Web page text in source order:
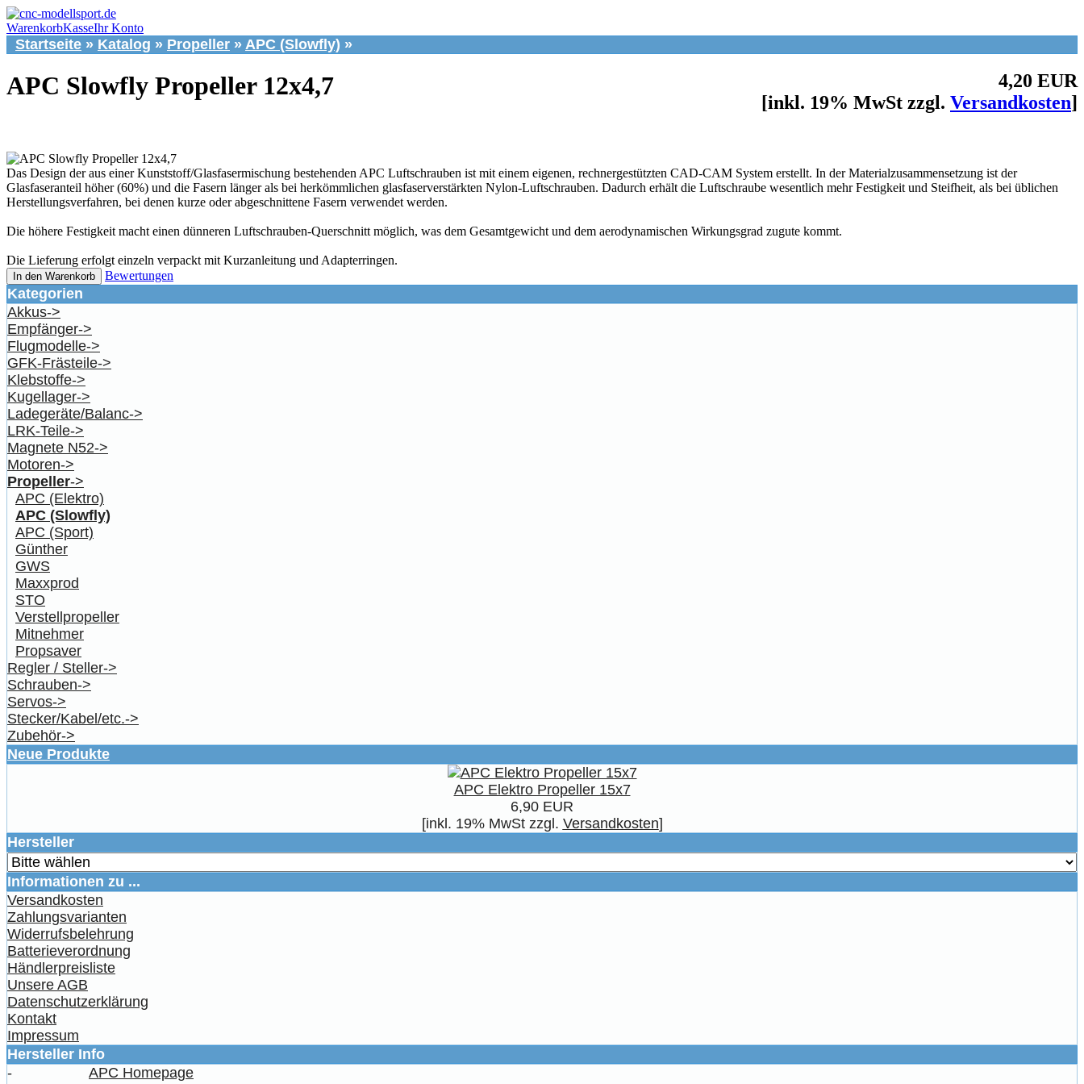
WarenkorbKasseIhr Konto
Startseite » Katalog » Propeller » APC (Slowfly) »
APC Slowfly Propeller 12x4,7
4,20 EUR
[inkl. 19% MwSt zzgl. Versandkosten]
Das Design der aus einer Kunststoff/Glasfasermischung bestehenden APC Luftschrauben ist mit einem eigenen, rechnergestützten CAD-CAM System erstellt. In der Materialzusammensetzung ist der
Glasfaseranteil höher (60%) und die Fasern länger als bei herkömmlichen glasfaserverstärkten Nylon-Luftschrauben. Dadurch erhält die Luftschraube wesentlich mehr Festigkeit und Steifheit, als bei üblichen
Herstellungsverfahren, bei denen kurze oder abgeschnittene Fasern verwendet werden.
Die höhere Festigkeit macht einen dünneren Luftschrauben-Querschnitt möglich, was dem Gesamtgewicht und dem aerodynamischen Wirkungsgrad zugute kommt.
Die Lieferung erfolgt einzeln verpackt mit Kurzanleitung und Adapterringen.
In den Warenkorb Bewertungen
Kategorien
Akkus->
Empfänger->
Flugmodelle->
GFK-Frästeile->
Klebstoffe->
Kugellager->
Ladegeräte/Balanc->
LRK-Teile->
Magnete N52->
Motoren->
Propeller->
APC (Elektro)
APC (Slowfly)
APC (Sport)
Günther
GWS
Maxxprod
STO
Verstellpropeller
Mitnehmer
Propsaver
Regler / Steller->
Schrauben->
Servos->
Stecker/Kabel/etc.->
Zubehör->
Neue Produkte
APC Elektro Propeller 15x7
6,90 EUR
[inkl. 19% MwSt zzgl. Versandkosten]
Hersteller
Informationen zu ...
Versandkosten
Zahlungsvarianten
Widerrufsbelehrung
Batterieverordnung
Händlerpreisliste
Unsere AGB
Datenschutzerklärung
Kontakt
Impressum
Hersteller Info
-
APC Homepage